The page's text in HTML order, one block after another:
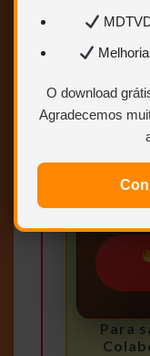
O download
Agradecemos
Para